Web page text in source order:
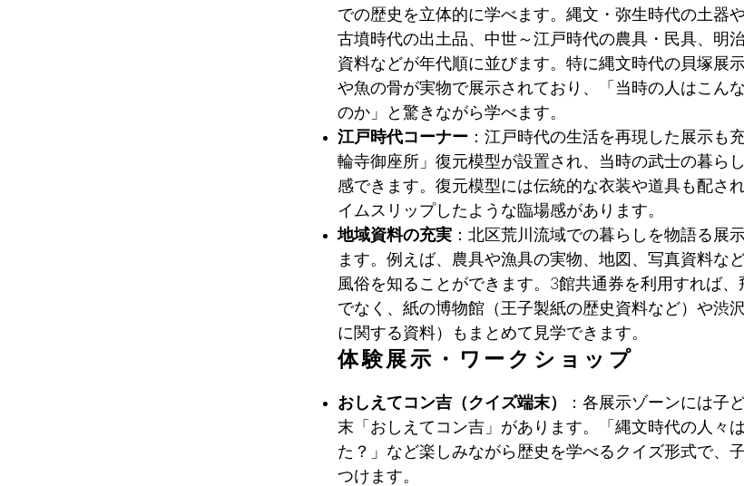
での歴史を立体的に学べます。縄文・弥生時代の土器
古墳時代の出土品、中世～江戸時代の農具・民具、明
資料などが年代順に並びます。特に縄文時代の貝塚展
や魚の骨が実物で展示されており、「当時の人はこん
のか」と驚きながら学べます。
江戸時代コーナー ：江戸時代の生活を再現した展示も
輪寺御座所」復元模型が設置され、当時の武士の暮ら
感できます。復元模型には伝統的な衣装や道具も配さ
イムスリップしたような臨場感があります。
地域資料の充実 ：北区荒川流域での暮らしを物語る展
ます。例えば、農具や漁具の実物、地図、写真資料な
風俗を知ることができます。3館共通券を利用すれば、
でなく、紙の博物館（王子製紙の歴史資料など）や渋
に関する資料）もまとめて見学できます。
体験展示・ワークショップ
おしえてコン吉（クイズ端末）
：各展示ゾーンには子
末「おしえてコン吉」があります。「縄文時代の人々
た？」など楽しみながら歴史を学べるクイズ形式で、
つけます。